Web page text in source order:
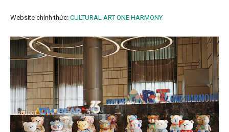
Website chính thức: CULTURAL ART ONE HARMONY